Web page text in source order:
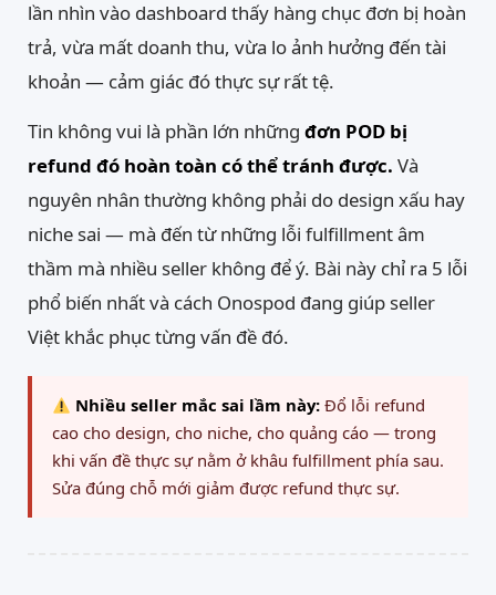
lần nhìn vào dashboard thấy hàng chục đơn bị hoàn
trả, vừa mất doanh thu, vừa lo ảnh hưởng đến tài
khoản — cảm giác đó thực sự rất tệ.
Tin không vui là phần lớn những đơn POD bị
refund đó hoàn toàn có thể tránh được. Và
nguyên nhân thường không phải do design xấu hay
niche sai — mà đến từ những lỗi fulfillment âm
thầm mà nhiều seller không để ý. Bài này chỉ ra 5 lỗi
phổ biến nhất và cách Onospod đang giúp seller
Việt khắc phục từng vấn đề đó.
Nhiều seller mắc sai lầm này:Đổ lỗi refund
cao cho design, cho niche, cho quảng cáo — trong
khi vấn đề thực sự nằm ở khâu fulfillment phía sau.
Sửa đúng chỗ mới giảm được refund thực sự.